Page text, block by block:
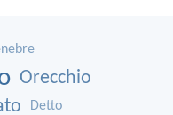
Orecchio
Detto